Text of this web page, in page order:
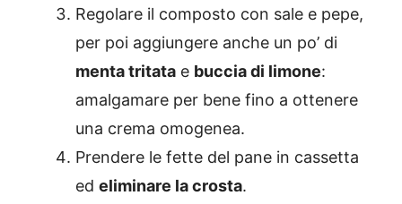
Regolare il composto con sale e pepe,
per poi aggiungere anche un po’ di
menta tritata e buccia di limone:
amalgamare per bene fino a ottenere
una crema omogenea.
Prendere le fette del pane in cassetta
ed eliminare la crosta.